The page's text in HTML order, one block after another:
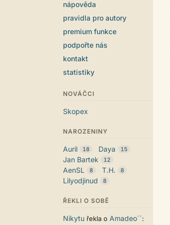
nápověda
pravidla pro autory
premium funkce
podpořte nás
kontakt
statistiky
NOVÁČCI
Skopex
NAROZENINY
Auril 18 Daya 15
Jan Bartek 12
AenSL 8 T.H. 8
Lilyodjinud 8
ŘEKLI O SOBĚ
Nikytu řekla o Amadeo´´: